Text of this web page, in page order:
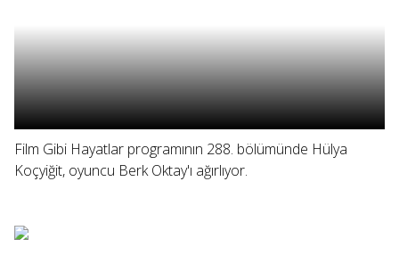
Film Gibi Hayatlar programının 288. bölümünde Hülya
Koçyiğit, oyuncu Berk Oktay'ı ağırlıyor.